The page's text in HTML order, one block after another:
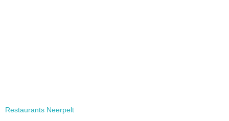
Restaurants Neerpelt